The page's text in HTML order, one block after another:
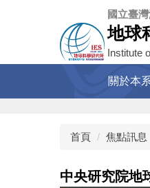
區
國立臺
地球
Institute
關於本
首頁 焦點訊息
中央研究院地